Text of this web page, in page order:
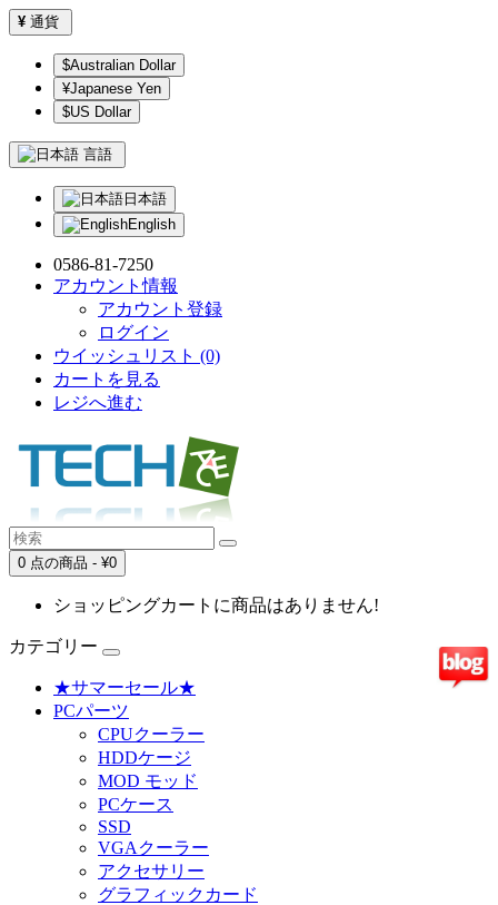
¥ 通貨
$Australian Dollar
¥Japanese Yen
$US Dollar
言語
日本語
English
0586-81-7250
アカウント情報
アカウント登録
ログイン
ウイッシュリスト (0)
カートを見る
レジへ進む
0 点の商品 - ¥0
ショッピングカートに商品はありません!
カテゴリー
★サマーセール★
PCパーツ
CPUクーラー
HDDケージ
MOD モッド
PCケース
SSD
VGAクーラー
アクセサリー
グラフィックカード